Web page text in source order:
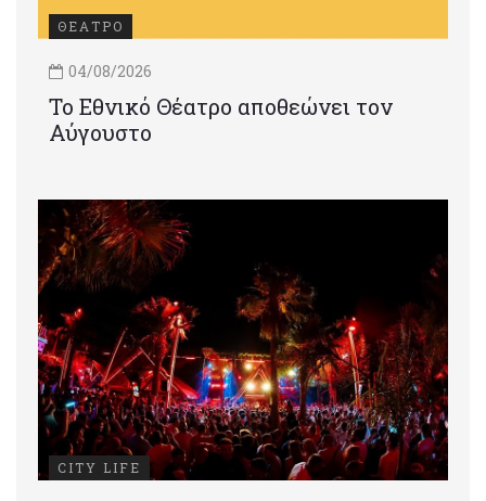
ΘΕΑΤΡΟ
04/08/2026
Το Εθνικό Θέατρο αποθεώνει τον
Αύγουστο
CITY LIFE